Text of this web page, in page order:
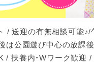
/ 送迎の有無相談可能♪/
は公園遊び中心の放課
/ 扶養内・Wワーク歓迎